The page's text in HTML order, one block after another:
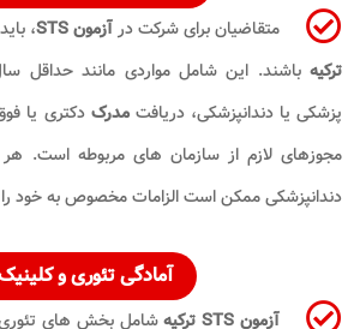
متقاضیان برای شرکت درآزمون STS
،
ترکیه باشند. این شامل مواردی مانند حداقل
پزشکی یا دندانپزشکی، دریافتمدرک دکتری یا
مجوزهای لازم از سازمان های مربوطه است.
دندانپزشکی ممکن است الزامات مخصوص به خود
آمادگی تئوری و
آزمون STS ترکیه
شامل بخش های تئوری